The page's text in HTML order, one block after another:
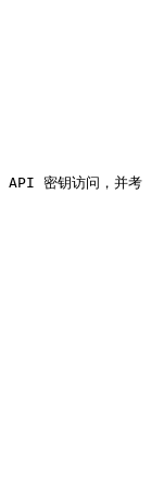
API 密钥访问，并考